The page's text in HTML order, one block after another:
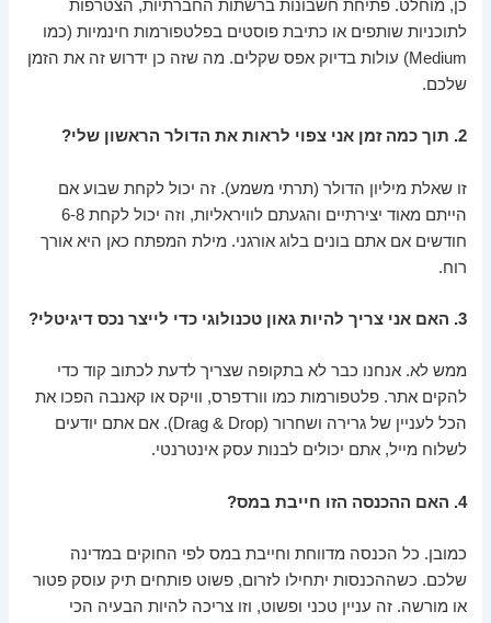
כן, מוחלט. פתיחת חשבונות ברשתות החברתיות, הצטרפות
לתוכניות שותפים או כתיבת פוסטים בפלטפורמות חינמיות (כמו
Medium) עולות בדיוק אפס שקלים. מה שזה כן ידרוש זה את הזמן
שלכם.
2. תוך כמה זמן אני צפוי לראות את הדולר הראשון שלי?
זו שאלת מיליון הדולר (תרתי משמע). זה יכול לקחת שבוע אם
הייתם מאוד יצירתיים והגעתם לוויראליות, וזה יכול לקחת 6-8
חודשים אם אתם בונים בלוג אורגני. מילת המפתח כאן היא אורך
רוח.
3. האם אני צריך להיות גאון טכנולוגי כדי לייצר נכס דיגיטלי?
ממש לא. אנחנו כבר לא בתקופה שצריך לדעת לכתוב קוד כדי
להקים אתר. פלטפורמות כמו וורדפרס, וויקס או קאנבה הפכו את
הכל לעניין של גרירה ושחרור (Drag & Drop). אם אתם יודעים
לשלוח מייל, אתם יכולים לבנות עסק אינטרנטי.
4. האם ההכנסה הזו חייבת במס?
כמובן. כל הכנסה מדווחת וחייבת במס לפי החוקים במדינה
שלכם. כשההכנסות יתחילו לזרום, פשוט פותחים תיק עוסק פטור
או מורשה. זה עניין טכני ופשוט, וזו צריכה להיות הבעיה הכי